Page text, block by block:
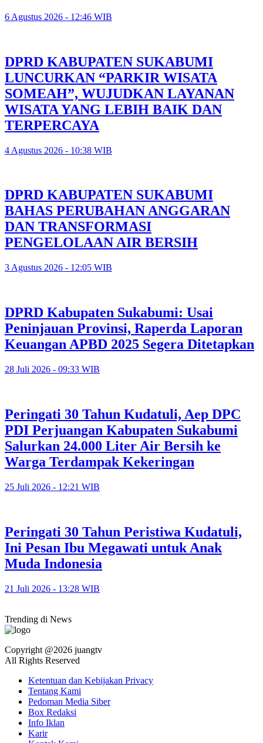
6 Agustus 2026 - 12:46 WIB
DPRD KABUPATEN SUKABUMI
LUNCURKAN “PARKIR WISATA
SOMEAH”, WUJUDKAN LAYANAN
WISATA YANG LEBIH BAIK DAN
TERPERCAYA
4 Agustus 2026 - 10:38 WIB
DPRD KABUPATEN SUKABUMI
BAHAS PERUBAHAN ANGGARAN
DAN TRANSFORMASI
PENGELOLAAN AIR BERSIH
3 Agustus 2026 - 12:05 WIB
DPRD Kabupaten Sukabumi: Usai
Peninjauan Provinsi, Raperda Laporan
Keuangan APBD 2025 Segera Ditetapkan
28 Juli 2026 - 09:33 WIB
Peringati 30 Tahun Kudatuli, Aep DPC
PDI Perjuangan Kabupaten Sukabumi
Salurkan 24.000 Liter Air Bersih ke
Warga Terdampak Kekeringan
25 Juli 2026 - 12:21 WIB
Peringati 30 Tahun Peristiwa Kudatuli,
Ini Pesan Ibu Megawati untuk Anak
Muda Indonesia
21 Juli 2026 - 13:28 WIB
Trending di News
Copyright @2026 juangtv
All Rights Reserved
Ketentuan dan Kebijakan Privacy
Tentang Kami
Pedoman Media Siber
Box Redaksi
Info Iklan
Karir